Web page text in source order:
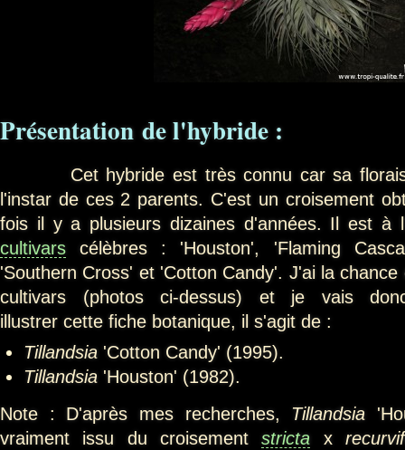
Présentation de l'hybride :
Cet hybride est très connu car sa
l'instar de ces 2 parents. C'est un croisement
fois il y a plusieurs dizaines d'années. Il est à
cultivars célèbres : 'Houston', 'Flaming
'Southern Cross' et 'Cotton Candy'. J'ai la
cultivars (photos ci-dessus) et je vais
illustrer cette fiche botanique, il s'agit de :
Tillandsia'Cotton Candy' (1995).
Tillandsia'Houston' (1982).
Note : D'après mes recherches, Tillandsia
vraiment issu du croisementstricta x